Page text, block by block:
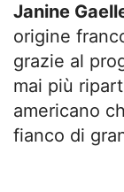
Janine
origine
grazie al
mai più
americano
fianco di